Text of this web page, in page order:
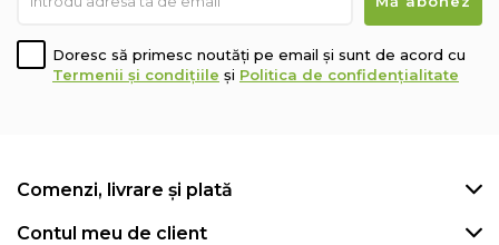
Doresc să primesc noutăți pe email și sunt de acord cu
Termenii și condițiile și Politica de confidențialitate
Comenzi, livrare și plată
Contul meu de client